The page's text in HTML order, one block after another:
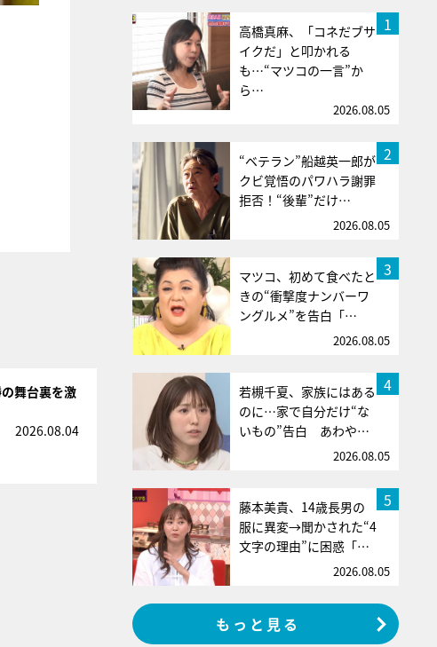
舞台裏を激
2026.08.04
1
高橋真麻、「コネだブサ
イクだ」と叩かれる
も…“マツコの一言”か
ら…
2026.08.05
2
“ベテラン”船越英一郎が
クビ覚悟のパワハラ謝罪
拒否！“後輩”だけ…
2026.08.05
3
マツコ、初めて食べたと
きの“衝撃度ナンバーワ
ングルメ”を告白「…
2026.08.05
4
若槻千夏、家族にはある
のに…家で自分だけ“な
いもの”告白 あわや…
2026.08.05
5
藤本美貴、14歳長男の
服に異変→聞かされた“4
文字の理由”に困惑「…
2026.08.05
もっと見る